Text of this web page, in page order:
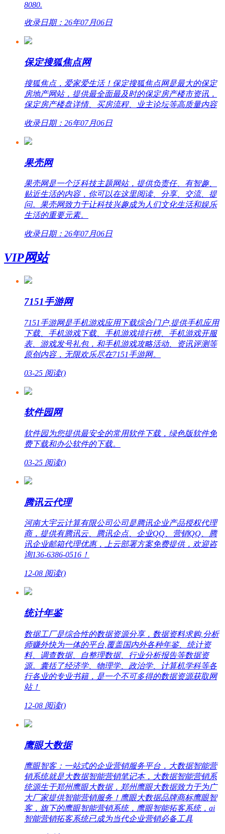
8080.
收录日期：26年07月06日
保定搜狐焦点网
搜狐焦点，爱家爱生活！保定搜狐焦点网是最大的保定
房地产网站，提供最全面最及时的保定房产楼市资讯，
保定房产楼盘详情、买房流程、业主论坛等高质量内容
收录日期：26年07月06日
果壳网
果壳网是一个泛科技主题网站，提供负责任、有智趣、
贴近生活的内容，你可以在这里阅读、分享、交流、提
问。果壳网致力于让科技兴趣成为人们文化生活和娱乐
生活的重要元素。
收录日期：26年07月06日
VIP网站
7151手游网
7151手游网是手机游戏应用下载综合门户,提供手机应用
下载、手机游戏下载、手机游戏排行榜、手机游戏开服
表、游戏发号礼包，和手机游戏攻略活动、资讯评测等
原创内容，无限欢乐尽在7151手游网。
03-25 阅读()
软件园网
软件园为您提供最安全的常用软件下载，绿色版软件免
费下载和办公软件的下载。
03-25 阅读()
腾讯云代理
河南大宇云计算有限公司公司是腾讯企业产品授权代理
商，提供有腾讯云、腾讯企点、企业QQ、营销QQ、腾
讯企业邮箱代理优惠，上云部署方案免费提供，欢迎咨
询136-6386-0516！
12-08 阅读()
统计年鉴
数据工厂是综合性的数据资源分享，数据资料求购,分析
师赚外快为一体的平台,覆盖国内外各种年鉴、统计资
料、调查数据、自整理数据、行业分析报告等数据资
源。囊括了经济学、物理学、政治学、计算机学科等各
行各业的专业书籍，是一个不可多得的数据资源获取网
站！
12-08 阅读()
鹰眼大数据
鹰眼智客：一站式的企业营销服务平台，大数据智能营
销系统就是大数据智能营销笔记本，大数据智能营销系
统源生于郑州鹰眼大数据，郑州鹰眼大数据致力于为广
大厂家提供智能营销服务！鹰眼大数据品牌商标鹰眼智
客，旗下的鹰眼智能营销系统，鹰眼智能拓客系统，ai
智能营销拓客系统已成为当代企业营销必备工具